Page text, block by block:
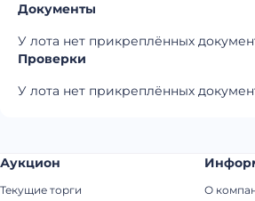
Документы
У лота нет прикреплённых
Проверки
У лота нет прикреплённых
Аукцион
Текущие торги
О